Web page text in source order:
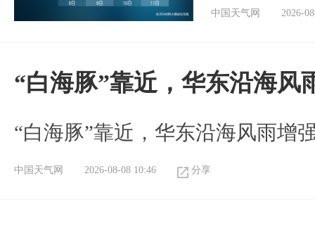
中国天气网 2026-
“白海豚”靠近，华东沿海风
“白海豚”靠近，华东沿海风雨增
中国天气网 2026-08-08 10:46 分享